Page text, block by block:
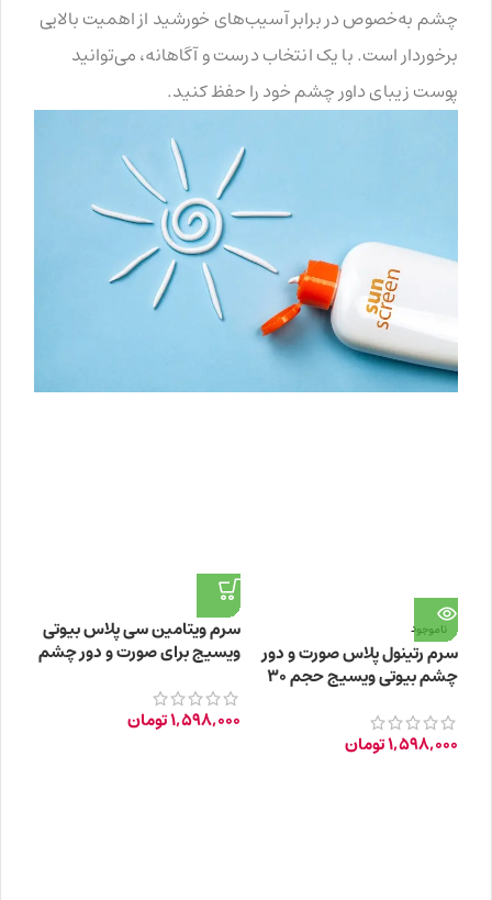
چشم به‌خصوص در برابر آسیب‌های خورشید از اهمیت بالایی
برخوردار است. با یک انتخاب درست و آگاهانه، می‌توانید
پوست زیبای داور چشم خود را حفظ کنید.
ناموجود
سرم رتینول پلاس صورت و دور
چشم بیوتی ویسیج حجم 30
1,598,000تومان
سرم ویتامین سی پلاس بیوتی
ویسیج برای صورت و دور چشم
1,598,000تومان